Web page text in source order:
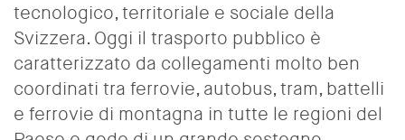
tecnologico, territoriale e sociale della
Svizzera. Oggi il trasporto pubblico è
caratterizzato da collegamenti molto ben
coordinati tra ferrovie, autobus, tram, battelli
e ferrovie di montagna in tutte le regioni del